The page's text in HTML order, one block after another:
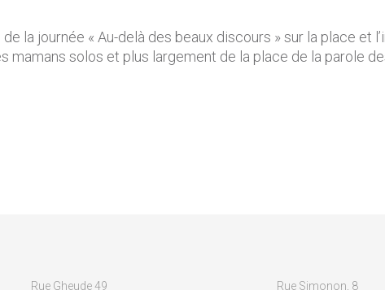
la journée « Au-delà des beaux discours » sur la place et
mamans solos et plus largement de la place de la parole
Rue Gheude 49 Rue Simonon, 8